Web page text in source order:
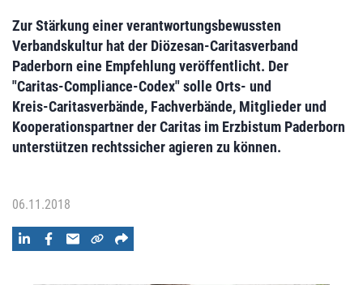
Zur Stärkung einer verantwortungsbewussten
Verbandskultur hat der Diözesan-Caritasverband
Paderborn eine Empfehlung veröffentlicht. Der
"Caritas-Compliance-Codex" solle Orts- und
Kreis-Caritasverbände, Fachverbände, Mitglieder und
Kooperationspartner der Caritas im Erzbistum Paderborn
unterstützen rechtssicher agieren zu können.
06.11.2018